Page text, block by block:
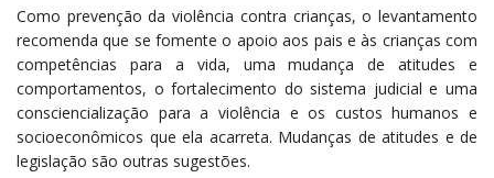
Como prevenção da violência contra crianças, o levantamento
recomenda que se fomente o apoio aos pais e às crianças com
competências para a vida, uma mudança de atitudes e
comportamentos, o fortalecimento do sistema judicial e uma
consciencialização para a violência e os custos humanos e
socioeconômicos que ela acarreta. Mudanças de atitudes e de
legislação são outras sugestões.